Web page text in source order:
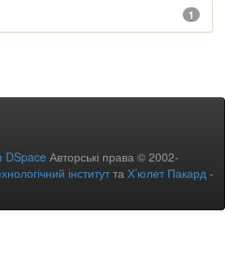
1
DSpace Авторські права © 2002-
інститутта Х’юлет Пакард -